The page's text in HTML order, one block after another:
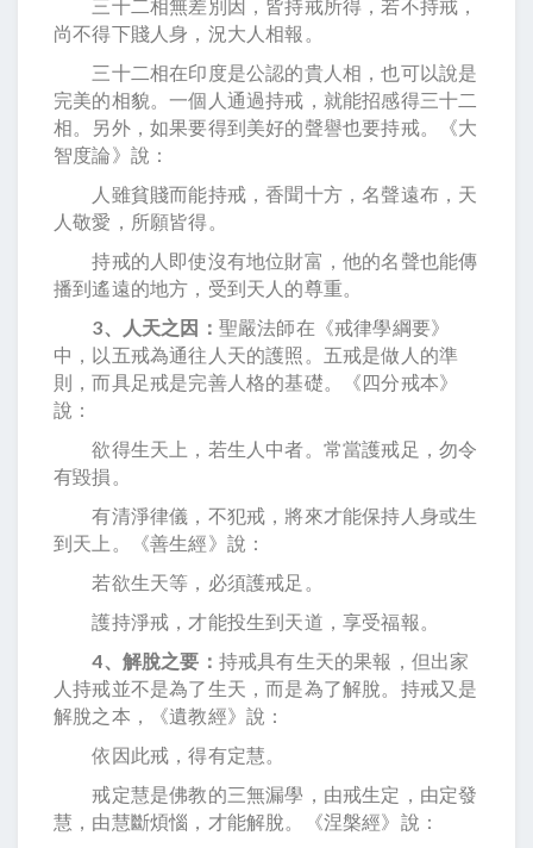
三十二相無差別因，皆持戒所得，若不持戒，
尚不得下賤人身，況大人相報。
三十二相在印度是公認的貴人相，也可以說是
完美的相貌。一個人通過持戒，就能招感得三十二
相。另外，如果要得到美好的聲譽也要持戒。《大
智度論》說：
人雖貧賤而能持戒，香聞十方，名聲遠布，天
人敬愛，所願皆得。
持戒的人即使沒有地位財富，他的名聲也能傳
播到遙遠的地方，受到天人的尊重。
3、人天之因： 聖嚴法師在《戒律學綱要》
中，以五戒為通往人天的護照。五戒是做人的準
則，而具足戒是完善人格的基礎。《四分戒本》
說：
欲得生天上，若生人中者。常當護戒足，勿令
有毀損。
有清淨律儀，不犯戒，將來才能保持人身或生
到天上。《善生經》說：
若欲生天等，必須護戒足。
護持淨戒，才能投生到天道，享受福報。
4、解脫之要： 持戒具有生天的果報，但出家
人持戒並不是為了生天，而是為了解脫。持戒又是
解脫之本，《遺教經》說：
依因此戒，得有定慧。
戒定慧是佛教的三無漏學，由戒生定，由定發
慧，由慧斷煩惱，才能解脫。《涅槃經》說：